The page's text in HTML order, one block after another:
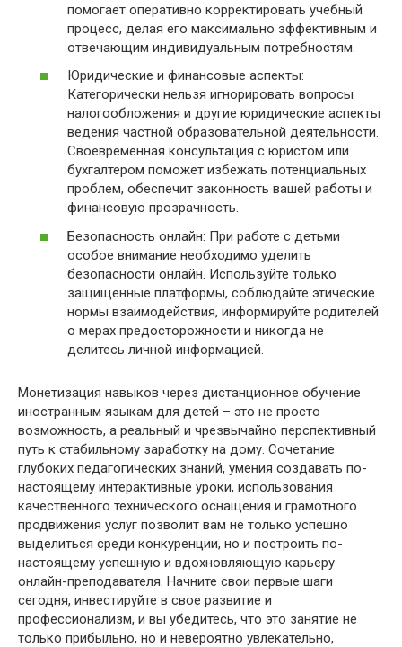
помогает оперативно корректировать учебный
процесс, делая его максимально эффективным и
отвечающим индивидуальным потребностям.
Юридические и финансовые аспекты:
Категорически нельзя игнорировать вопросы
налогообложения и другие юридические аспекты
ведения частной образовательной деятельности.
Своевременная консультация с юристом или
бухгалтером поможет избежать потенциальных
проблем, обеспечит законность вашей работы и
финансовую прозрачность.
Безопасность онлайн: При работе с детьми
особое внимание необходимо уделить
безопасности онлайн. Используйте только
защищенные платформы, соблюдайте этические
нормы взаимодействия, информируйте родителей
о мерах предосторожности и никогда не
делитесь личной информацией.
Монетизация навыков через дистанционное обучение
иностранным языкам для детей – это не просто
возможность, а реальный и чрезвычайно перспективный
путь к стабильному заработку на дому. Сочетание
глубоких педагогических знаний, умения создавать по-
настоящему интерактивные уроки, использования
качественного технического оснащения и грамотного
продвижения услуг позволит вам не только успешно
выделиться среди конкуренции, но и построить по-
настоящему успешную и вдохновляющую карьеру
онлайн-преподавателя. Начните свои первые шаги
сегодня, инвестируйте в свое развитие и
профессионализм, и вы убедитесь, что это занятие не
только прибыльно, но и невероятно увлекательно,